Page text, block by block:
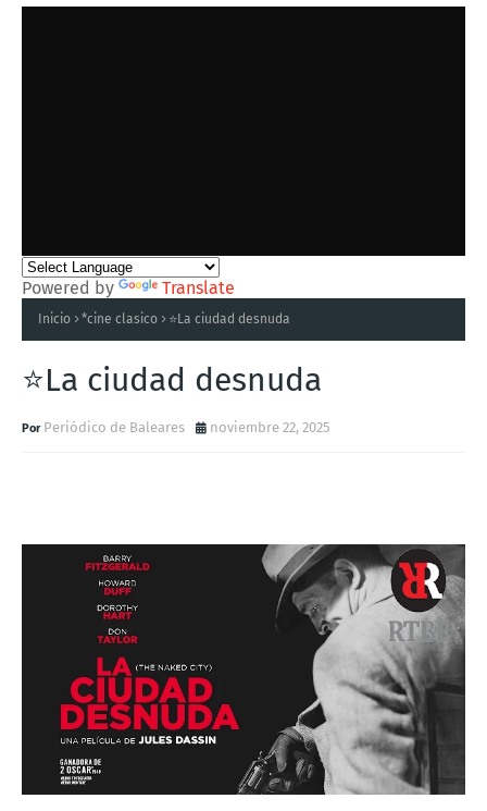
Powered by Translate
Inicio *cine clasico ⭐La ciudad desnuda
⭐La ciudad desnuda
Periódico de Baleares noviembre 22, 2025